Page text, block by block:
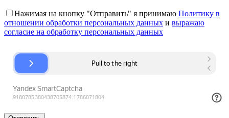
Нажимая на кнопку "Отправить" я принимаю Политику в
отношении обработки персональных данных и выражаю
согласие на обработку персональных данных